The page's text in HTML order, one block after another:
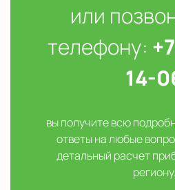
или
телефону:
14-
вы получите всю
ответы на любые
детальный расчет
региону.